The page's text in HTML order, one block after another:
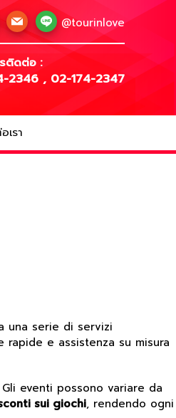
@tourinlove
รติดต่อ :
2346 , 02-174-2347
เรา
una serie di servizi
rapide e assistenza su misura
eventi possono variare da
sui giochi, rendendo ogni